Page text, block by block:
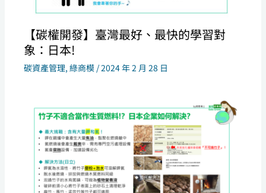
【碳權開發】臺灣最好、最快的學習對
象：日本!
碳資產管理,綠商模 /2024 年 2 月 28 日